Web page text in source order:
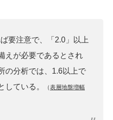
要注意で、「2.0」以上
えが必要であるとされ
の分析では、1.6以上で
している。
（表層地盤増幅